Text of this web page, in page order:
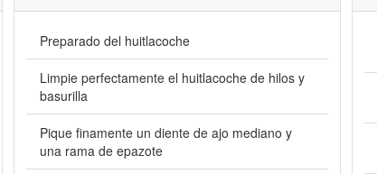
Preparado del huitlacoche
Limpie perfectamente el huitlacoche de hilos y
basurilla
Pique finamente un diente de ajo mediano y
una rama de epazote